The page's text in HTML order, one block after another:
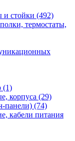
стойки (492)
термостаты,
(1)
корпуса (29)
панели) (74)
кабели питания